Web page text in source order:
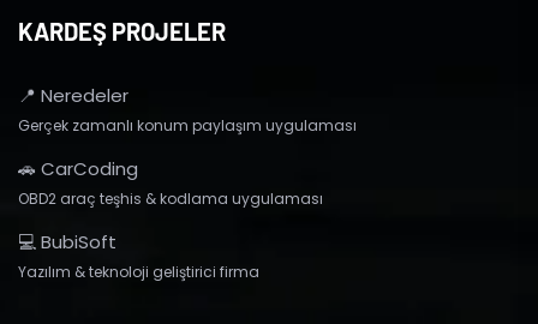
KARDEŞ PROJELER
📍 Neredeler
Gerçek zamanlı konum paylaşım uygulaması
🚗 CarCoding
OBD2 araç teşhis & kodlama uygulaması
💻 BubiSoft
Yazılım & teknoloji geliştirici firma